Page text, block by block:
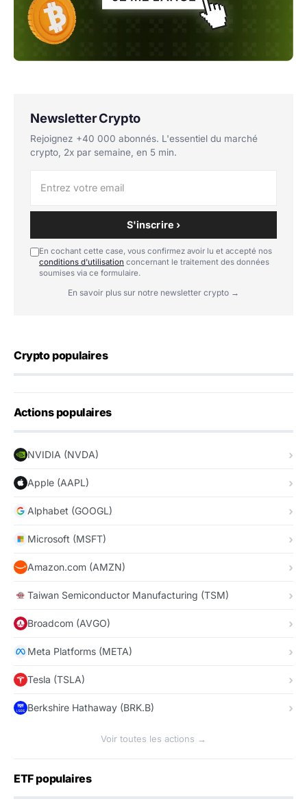
Newsletter Crypto
Rejoignez +40 000 abonnés. L'essentiel du marché
crypto, 2x par semaine, en 5 min.
S'inscrire ›
En cochant cette case, vous confirmez avoir lu et accepté nos
conditions d'utilisation concernant le traitement des données
soumises via ce formulaire.
En savoir plus sur notre newsletter crypto →
Crypto populaires
Actions populaires
NVIDIA (NVDA)
Apple (AAPL)
Alphabet (GOOGL)
Microsoft (MSFT)
Amazon.com (AMZN)
Taiwan Semiconductor Manufacturing (TSM)
Broadcom (AVGO)
Meta Platforms (META)
Tesla (TSLA)
Berkshire Hathaway (BRK.B)
Voir toutes les actions →
ETF populaires